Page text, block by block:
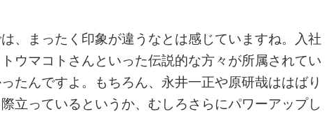
、まったく印象が違うなとは感じていますね。入社
ウマコトさんといった伝説的な方々が所属されてい
たんですよ。もちろん、永井一正や原研哉ははばり
立っているというか、むしろさらにパワーアップし